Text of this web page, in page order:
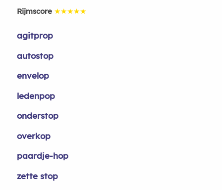
Rijmscore ★★★★★
agitprop
autostop
envelop
ledenpop
onderstop
overkop
paardje-hop
zette stop